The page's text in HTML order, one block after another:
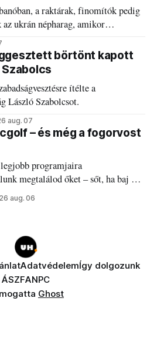
a raktárak, finomítók pedig
ukrán népharag, amikor
börtönt kapott
ítélte a
László Szabolcsot.
aug. 07
– és még a fogorvost
programjaira
megtalálod őket – sőt, ha baj van
is!
aug. 06
AdatvédelemÍgy dolgozunk
ÁSZFANPC
Ghost